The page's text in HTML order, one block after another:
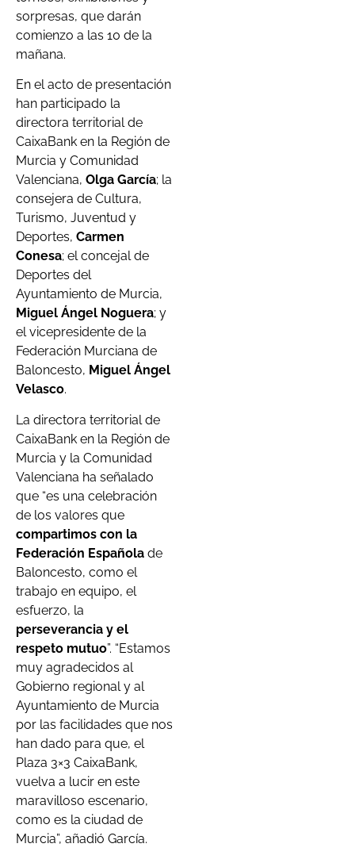
sorpresas, que darán
comienzo a las 10 de la
mañana.
En el acto de presentación
han participado la
directora territorial de
CaixaBank en la Región de
Murcia y Comunidad
Valenciana, Olga García; la
consejera de Cultura,
Turismo, Juventud y
Deportes, Carmen
Conesa; el concejal de
Deportes del
Ayuntamiento de Murcia,
Miguel Ángel Noguera; y
el vicepresidente de la
Federación Murciana de
Baloncesto, Miguel Ángel
Velasco.
La directora territorial de
CaixaBank en la Región de
Murcia y la Comunidad
Valenciana ha señalado
que “es una celebración
de los valores que
compartimos con la
Federación Española de
Baloncesto, como el
trabajo en equipo, el
esfuerzo, la
perseverancia y el
respeto mutuo”. “Estamos
muy agradecidos al
Gobierno regional y al
Ayuntamiento de Murcia
por las facilidades que nos
han dado para que, el
Plaza 3×3 CaixaBank,
vuelva a lucir en este
maravilloso escenario,
como es la ciudad de
Murcia”, añadió García.